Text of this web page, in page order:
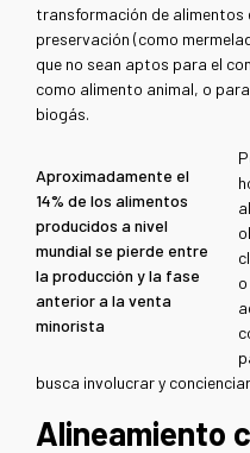
transformación de alimentos
preservación (como
que no sean aptos para el
como alimento animal, o
biogás.
Aproximadamente el
14% de los alimentos
producidos a nivel
mundial se pierde entre
la producción y la fase
anterior a la venta
minorista
busca involucrar y
Alineamiento